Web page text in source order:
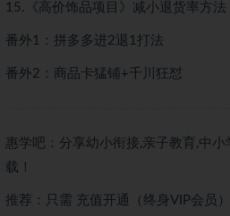
15.《高价饰品项目》减小退货率方
番外1：拼多多进2退1打法
番外2：商品卡猛铺+千川狂怼
惠学吧：分享幼小衔接,亲子教育,中
载！
推荐：只需 充值开通（终身VIP会员